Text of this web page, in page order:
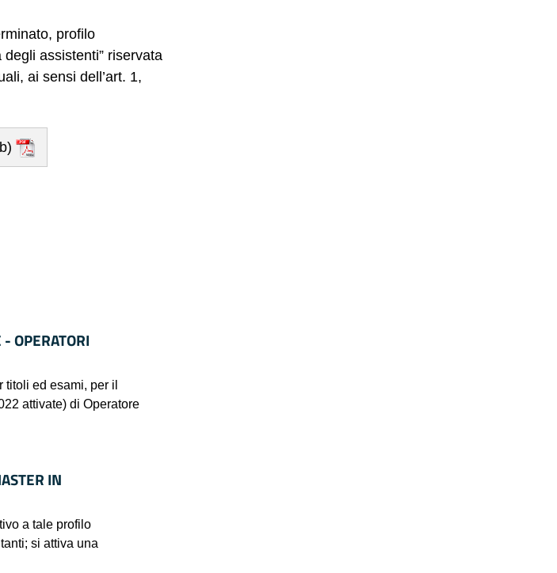
profilo
assistenti” riservata
ai sensi dell’art. 1,
OPERATORI
titoli ed esami, per il
attivate) di Operatore
IN
a tale profilo
si attiva una